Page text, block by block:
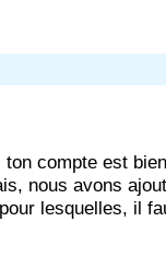
ton compte est
nous avons
lesquelles, il